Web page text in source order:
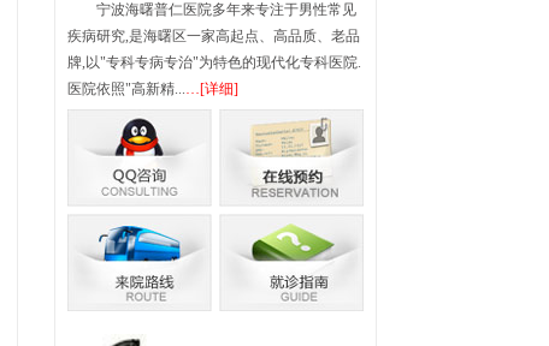
宁波海曙普仁医院多年来专注于男性常见
疾病研究,是海曙区一家高起点、高品质、老品
牌,以"专科专病专治"为特色的现代化专科医院.
医院依照"高新精...…[详细]